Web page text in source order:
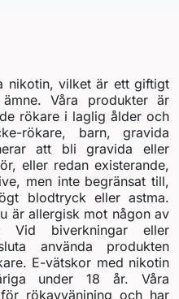
nikotin, vilket är ett giftigt
Våra produkter är
rökare i laglig ålder och
rökare, barn, gravida
att bli gravida eller
eller redan existerande,
men inte begränsat till,
blodtryck eller astma.
är allergisk mot någon av
Vid biverkningar eller
använda produkten
E-vätskor med nikotin
under 18 år. Våra
rökavvänjning och har